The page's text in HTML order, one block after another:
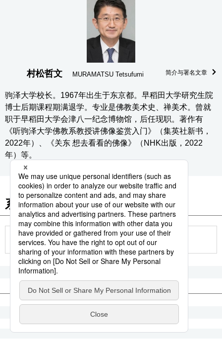
村松哲文 MURAMATSU Tetsufumi 简介与署名文章
驹泽大学校长。1967年出生于东京都。早稻田大学研究生院
博士后期课程期满退学。专业是佛教美术史、禅美术。曾就
职于早稻田大学会津八一纪念博物馆，后任现职。著作有
《听驹泽大学佛教系教授讲佛像鉴赏入门》（集英社新书，
2022年）、《关东 想去看看的佛像》（NHK出版，2022
年）等。
系列相关报道